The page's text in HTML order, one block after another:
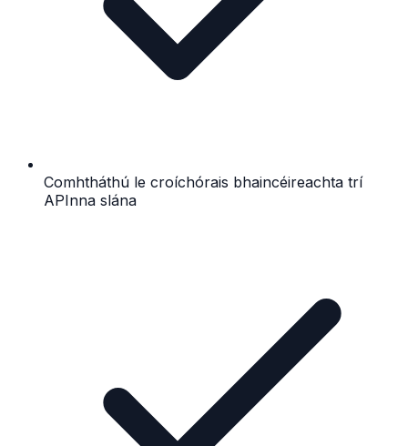
Comhtháthú le croíchórais bhaincéireachta trí
APInna slána